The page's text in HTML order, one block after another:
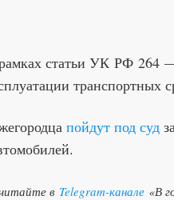
статьи УК РФ 264
транспортных
пойдут под суд за
в Telegram-канале «В